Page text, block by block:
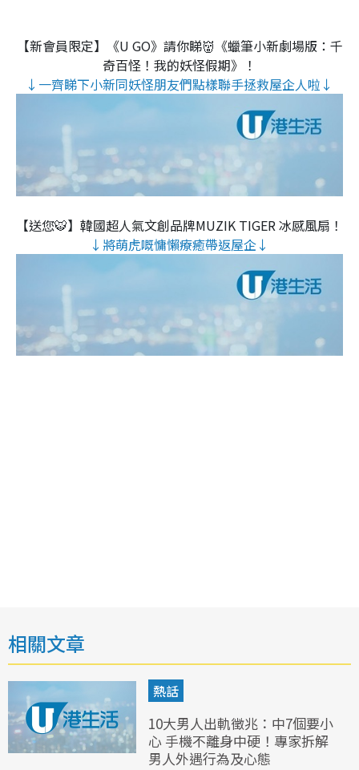
【新會員限定】《U GO》請你睇👹《蠟筆小新劇場版：千
奇百怪！我的妖怪假期》！
↓一齊睇下小新同妖怪朋友們點樣聯手拯救屋企人啦↓
【送您🐯】韓國超人氣文創品牌MUZIK TIGER 冰感風扇！
↓將萌虎嘅慵懶療癒帶返屋企↓
相關文章
熱話
10大男人出軌徵兆：中7個要小
心 手機不離身中硬！專家拆解
男人外遇行為及心態